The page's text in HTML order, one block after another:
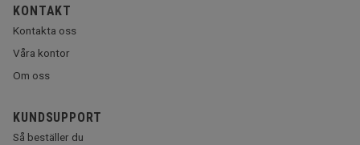
KONTAKT
Kontakta oss
Våra kontor
Om oss
KUNDSUPPORT
Så beställer du